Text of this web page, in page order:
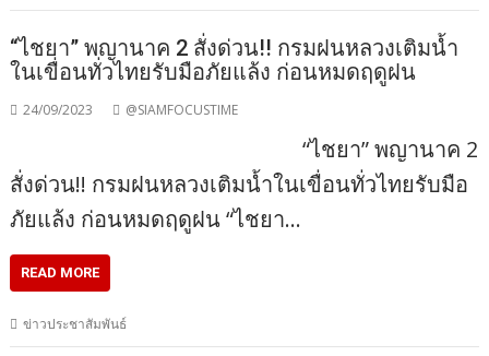
“ไชยา” พญานาค 2 สั่งด่วน!! กรมฝนหลวงเติมน้ำ
ในเขื่อนทั่วไทยรับมือภัยแล้ง ก่อนหมดฤดูฝน
24/09/2023 @SIAMFOCUSTIME
“ไชยา” พญานาค 2
สั่งด่วน!! กรมฝนหลวงเติมน้ำในเขื่อนทั่วไทยรับมือ
ภัยแล้ง ก่อนหมดฤดูฝน “ไชยา…
READ MORE
ข่าวประชาสัมพันธ์